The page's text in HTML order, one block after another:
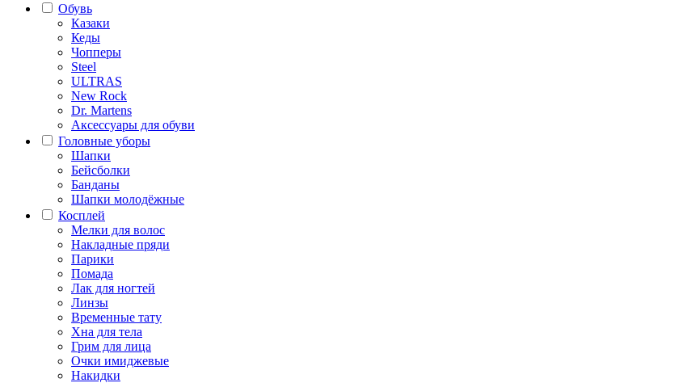
Обувь
Казаки
Кеды
Чопперы
Steel
ULTRAS
New Rock
Dr. Martens
Аксессуары для обуви
Головные уборы
Шапки
Бейсболки
Банданы
Шапки молодёжные
Косплей
Мелки для волос
Накладные пряди
Парики
Помада
Лак для ногтей
Линзы
Временные тату
Хна для тела
Грим для лица
Очки имиджевые
Накидки